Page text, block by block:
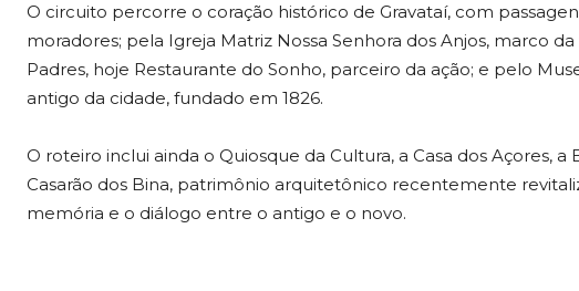
O circuito percorre o coração histórico de Gravataí, com
moradores; pela Igreja Matriz Nossa Senhora dos Anjos, marco
Padres, hoje Restaurante do Sonho, parceiro da ação; e pelo
antigo da cidade, fundado em 1826.
O roteiro inclui ainda o Quiosque da Cultura, a Casa dos Açores,
Casarão dos Bina, patrimônio arquitetônico recentemente
memória e o diálogo entre o antigo e o novo.